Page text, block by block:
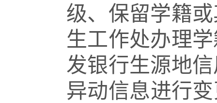
级、保留学籍
生工作处办理
发银行生源地
异动信息进行